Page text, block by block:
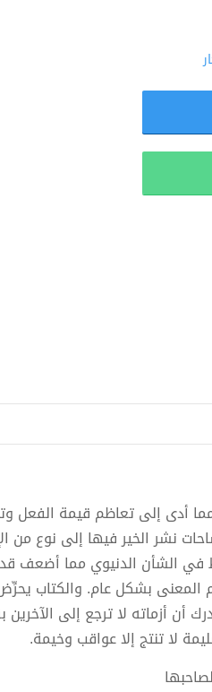
أدى إلى تعاظم قيمة الفعل
نشر الخير فيها إلى نوع من
في الشأن الدنيوي مما أضعف
بشكل عام. والكتاب
أن أزماته لا ترجع إلى
لا تنتج إلا عواقب وخيمة.